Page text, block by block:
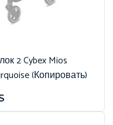
2 Cybex Mios
(Копировать)